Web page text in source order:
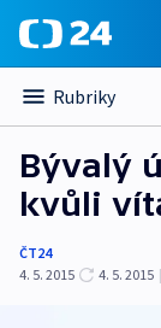
Rubriky
Bývalý
kvůli
ČT24
4. 5. 2015
4. 5. 2015 |